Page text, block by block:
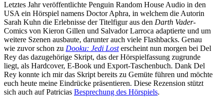
Letztes Jahr veröffentlichte Penguin Random House Audio in den
USA ein Hörspiel namens Doctor Aphra, in welchem die Autorin
Sarah Kuhn die Erlebnisse der Titelfigur aus den Darth Vader-
Comics von Kieron Gillen und Salvador Larroca adaptierte und um
weitere Szenen ausbaute, darunter auch viele Flashbacks. Genau
wie zuvor schon zu Dooku: Jedi Losterscheint nun morgen bei Del
Rey das dazugehörige Skript, das der Hörspielfassung zugrunde
liegt, als Hardcover, E-Book und Export-Taschenbuch. Dank Del
Rey konnte ich mir das Skript bereits zu Gemüte führen und möchte
euch heute meine Eindrücke präsentieren. Diese Rezension stützt
sich auch auf Patricias Besprechung des Hörspiels.